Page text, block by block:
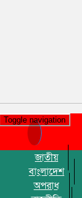
Toggle navigation
জাতীয়
বাংলাদেশ
অপরাধ